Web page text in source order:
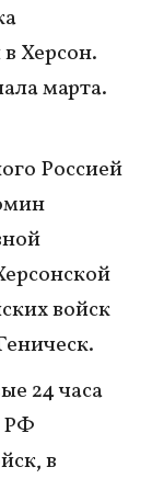
Херсон.
марта.
Россией
войск
24 часа
РФ
в